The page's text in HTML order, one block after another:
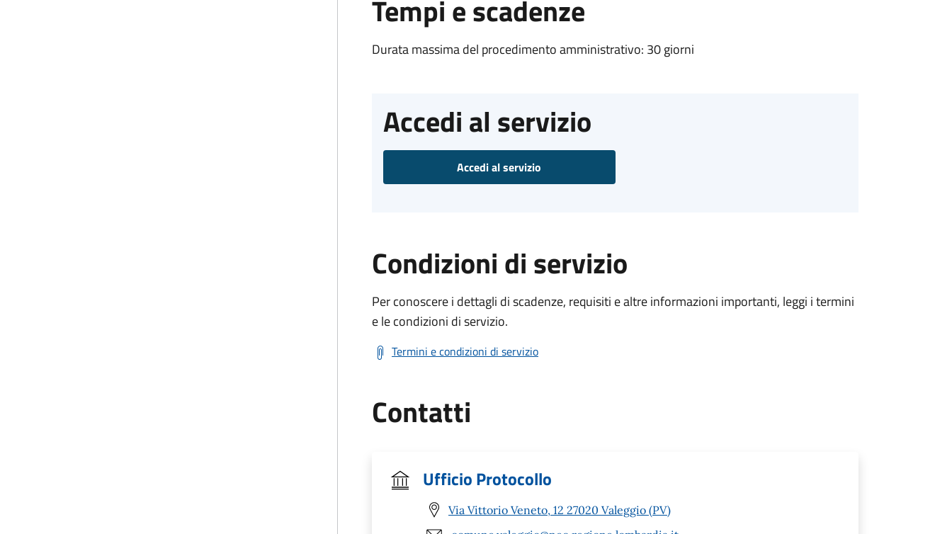
Tempi e scadenze
Durata massima del procedimento amministrativo: 30 giorni
Accedi al servizio
Accedi al servizio
Condizioni di servizio
Per conoscere i dettagli di scadenze, requisiti e altre informazioni importanti, leggi i termini
e le condizioni di servizio.
Termini e condizioni di servizio
Contatti
Ufficio Protocollo
Via Vittorio Veneto, 12 27020 Valeggio (PV)